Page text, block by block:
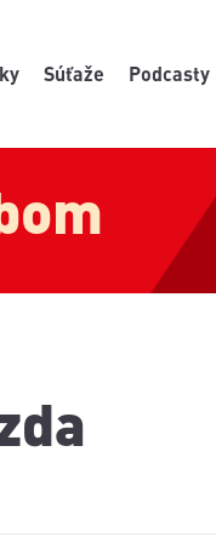
Súťaže Podcasty